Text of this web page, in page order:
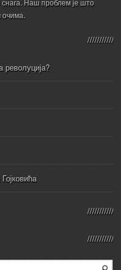
Наш проблем је што
очима.
револуција?